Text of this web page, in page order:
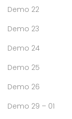
Demo 22
Demo 23
Demo 24
Demo 25
Demo 26
Demo 29 – 01